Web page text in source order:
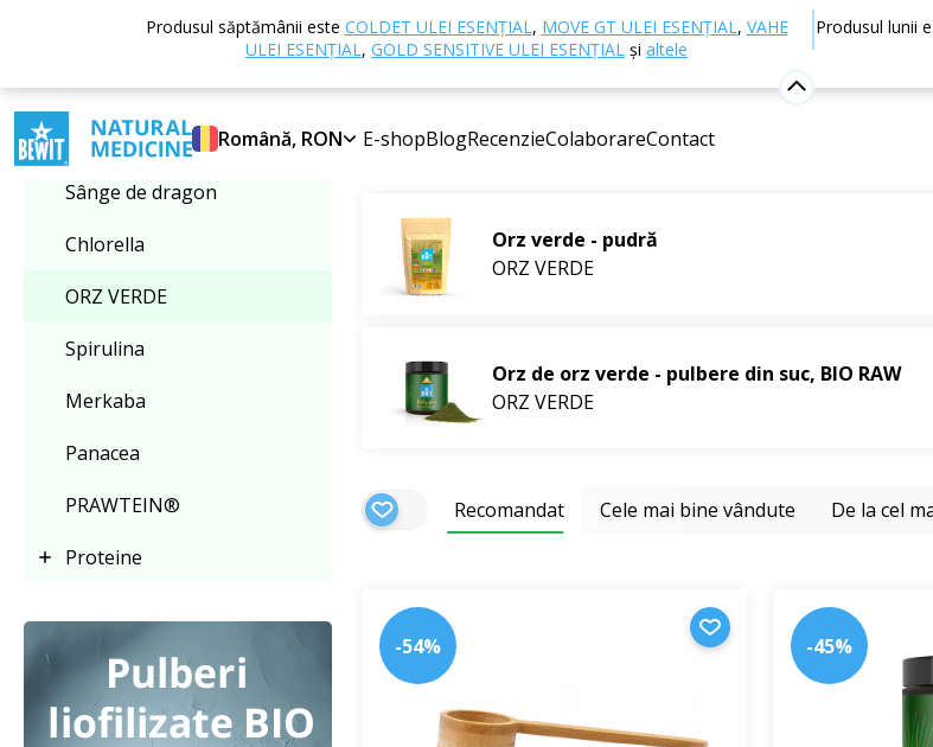
Produsul săptămânii este COLDET ULEI ESENȚIAL, MOVE GT ULEI ESENȚIAL, VAHE
ULEI ESENȚIAL, GOLD SENSITIVE ULEI ESENȚIAL și altele
Produsul lunii
Română, RON E-shopBlogRecenzieColaborareContact
ORZ VERDE
Sânge de dragon
Chlorella
ORZ VERDE
Spirulina
Merkaba
Panacea
PRAWTEIN®
Proteine
Nutriție și suplimente alimentare
nutritive
ORZ VERDE
ORZ VERDE
Cele mai bine vândute
Orz verde - pudră
ORZ VERDE
Orz de orz verde - pulbere din suc, BIO RAW
ORZ VERDE
Recomandat Cele mai bine vândute De la cel
-54% -45%